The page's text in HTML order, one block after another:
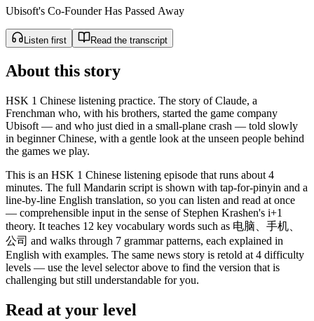
Ubisoft's Co-Founder Has Passed Away
Listen first Read the transcript
About this story
HSK 1 Chinese listening practice. The story of Claude, a
Frenchman who, with his brothers, started the game company
Ubisoft — and who just died in a small-plane crash — told slowly
in beginner Chinese, with a gentle look at the unseen people behind
the games we play.
This is an HSK 1 Chinese listening episode that runs about 4
minutes. The full Mandarin script is shown with tap-for-pinyin and a
line-by-line English translation, so you can listen and read at once
— comprehensible input in the sense of Stephen Krashen's i+1
theory. It teaches 12 key vocabulary words such as 电脑、手机、
公司 and walks through 7 grammar patterns, each explained in
English with examples. The same news story is retold at 4 difficulty
levels — use the level selector above to find the version that is
challenging but still understandable for you.
Read at your level